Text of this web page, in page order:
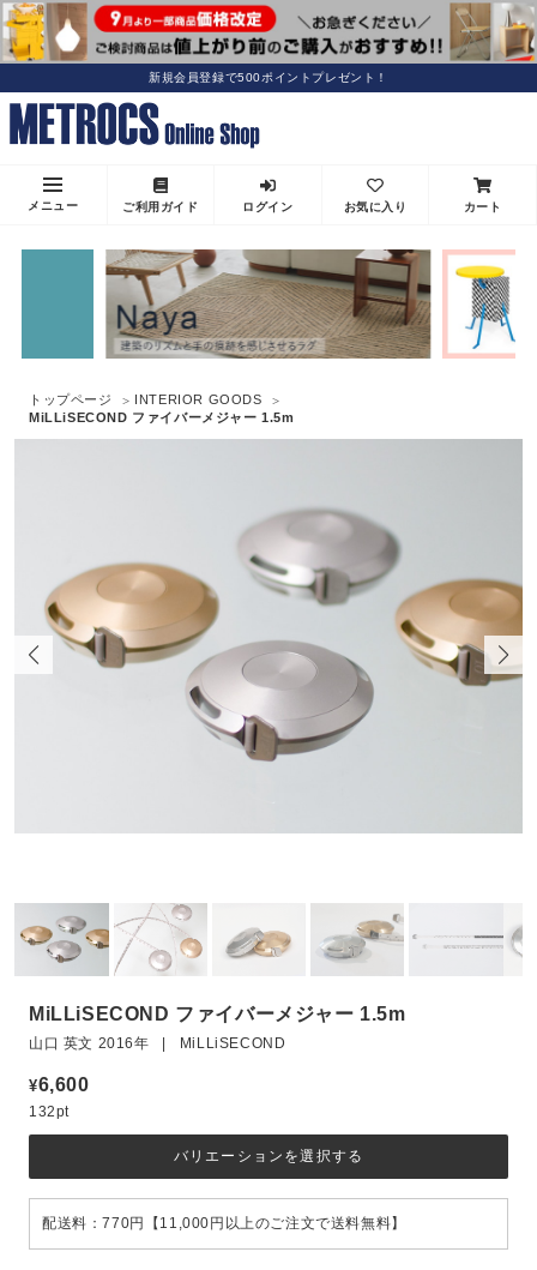
新規会員登録で500ポイントプレゼント！
メニュー ご利用ガイド ログイン お気に入り カート
トップページ
INTERIOR GOODS
MiLLiSECOND ファイバーメジャー 1.5m
MiLLiSECOND ファイバーメジャー 1.5m
山口 英文 2016年 | MiLLiSECOND
¥6,600
132pt
バリエーションを選択する
配送料：770円【11,000円以上のご注文で送料無料】